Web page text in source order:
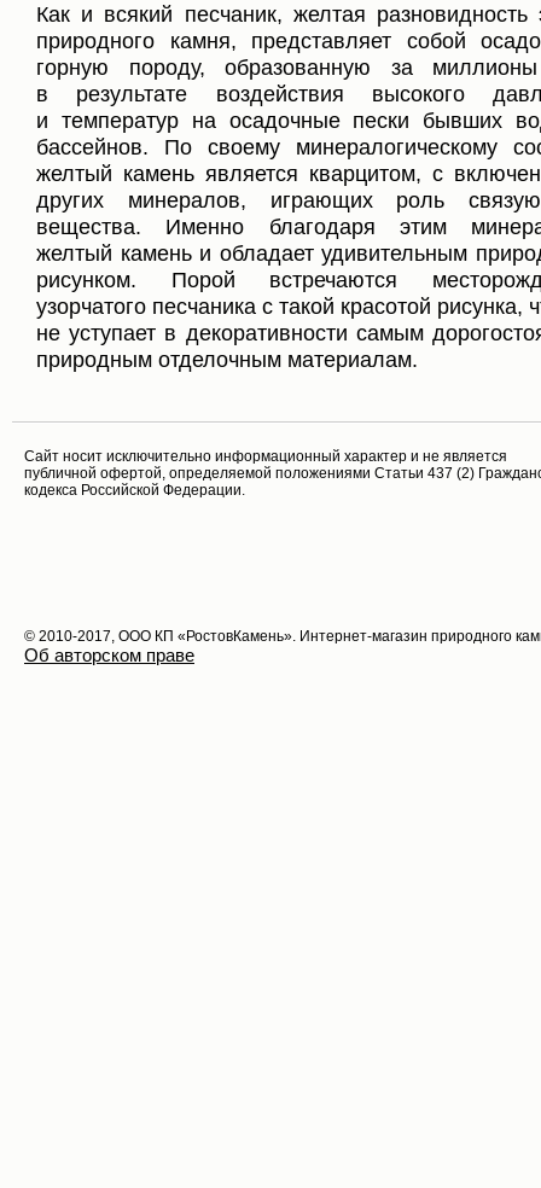
Как и всякий песчаник, желтая разновидность
природного камня, представляет собой
горную породу, образованную за
в результате воздействия высокого
и температур на осадочные пески бывших
бассейнов. По своему минералогическому
желтый камень является кварцитом, с
других минералов, играющих роль
вещества. Именно благодаря этим
желтый камень и обладает удивительным
рисунком. Порой встречаются
узорчатого песчаника с такой красотой рисунка,
не уступает в декоративности самым
природным отделочным материалам.
Cайт носит исключительно информационный характер и не является
публичной офертой, определяемой положениями Статьи 437 (2)
кодекса Российской Федерации.
© 2010-2017, ООО КП «РостовКамень». Интернет-магазин природного
Об авторском праве